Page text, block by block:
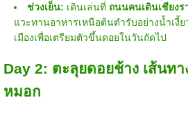
ช่วงเย็น: เดินเล่นที่ ถนนคนเดินเชียงร
แวะทานอาหารเหนือต้นตำรับอย่างน้ำเงี้
เมืองเพื่อเตรียมตัวขึ้นดอยในวันถัดไป
Day 2: ตะลุยดอยช้าง เส้นท
หมอก